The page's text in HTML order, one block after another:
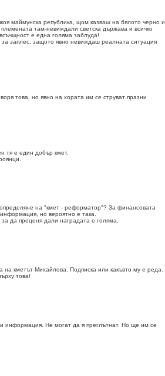
маймунска република, щом казваш на бялото черно и
там-невиждали светска държава и всичко
е една голяма заблуда!
заплес, защото явно невиждаш реалната ситуация
това, но явно на хората им се струват празни
тя е един добър кмет.
на "кмет - реформатор"? За финансовата
но вероятно е така.
да преценя дали наградата е голяма.
на кметът Михайлова. Подписка или какъвто му е реда.
това!
информация. Не могат да я преглътнат. Но ще им се